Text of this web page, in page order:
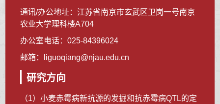
通讯/办公地址： 江苏省南京市玄武区卫岗一号南京
农业大学理科楼A704
办公室电话：025-84396024
邮箱：
liguoqiang@njau.edu.cn
研究方向
（1）小麦赤霉病新抗源的发掘和抗赤霉病QTL的定